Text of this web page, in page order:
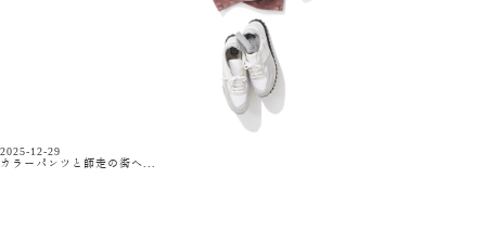
2025-12-29
カラーパンツと師走の街へ...